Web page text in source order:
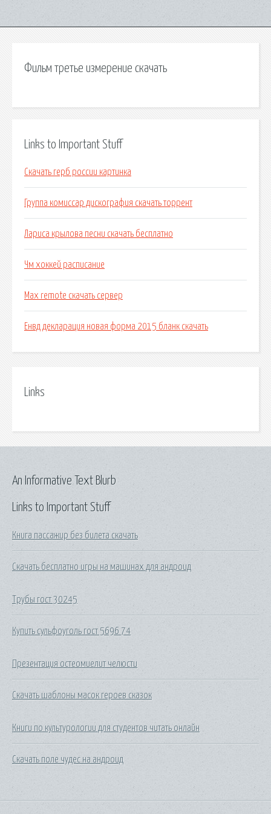
Фильм третье измерение скачать
Links to Important Stuff
Скачать герб россии картинка
Группа комиссар дискография скачать торрент
Лариса крылова песни скачать бесплатно
Чм хоккей расписание
Max remote скачать сервер
Енвд декларация новая форма 2015 бланк скачать
Links
Links to Important Stuff
Книга пассажир без билета скачать
Скачать бесплатно игры на машинах для андроид
Трубы гост 30245
Купить сульфоуголь гост 5696 74
Презентация остеомиелит челюсти
Скачать шаблоны масок героев сказок
Книги по культурологии для студентов читать онлайн
Скачать поле чудес на андроид
An Informative Text Blurb